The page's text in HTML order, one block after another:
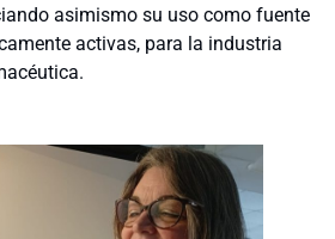
asimismo su uso como fuente
activas, para la industria